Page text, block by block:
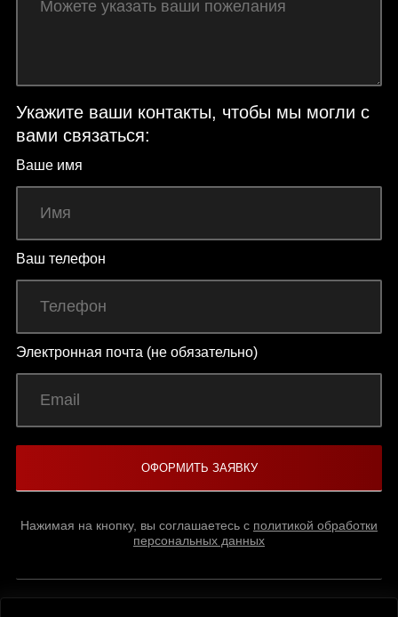
Укажите ваши контакты, чтобы мы могли с
вами связаться:
Ваше имя
Ваш телефон
Электронная почта (не обязательно)
Нажимая на кнопку, вы соглашаетесь с политикой обработки
персональных данных